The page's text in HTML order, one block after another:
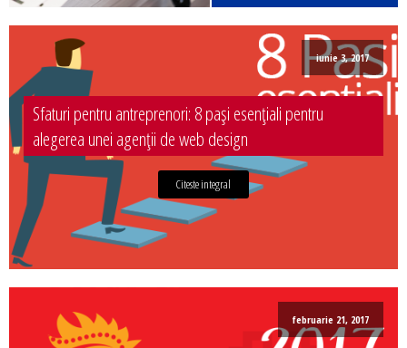
iunie 3, 2017
Sfaturi pentru antreprenori: 8 pași esențiali pentru
alegerea unei agenții de web design
Citeste integral
februarie 21, 2017